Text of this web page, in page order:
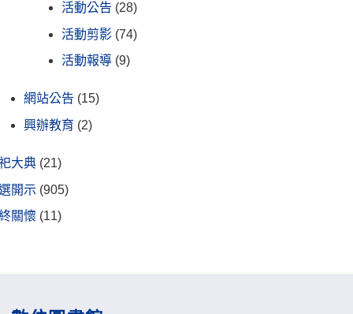
活動公告 (28)
活動剪影 (74)
活動報導 (9)
網站公告 (15)
興辦教育 (2)
大典 (21)
開示 (905)
關懷 (11)